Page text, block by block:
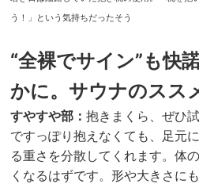
う！」という気持ちだったそう
“全裸でサイン”も快
かに。サウナのスス
すやすや部：抱きまくら、ぜひ
ですっぽり抱えなくても、足元
る重さを分散してくれます。体
くなるはずです。形や大きさに